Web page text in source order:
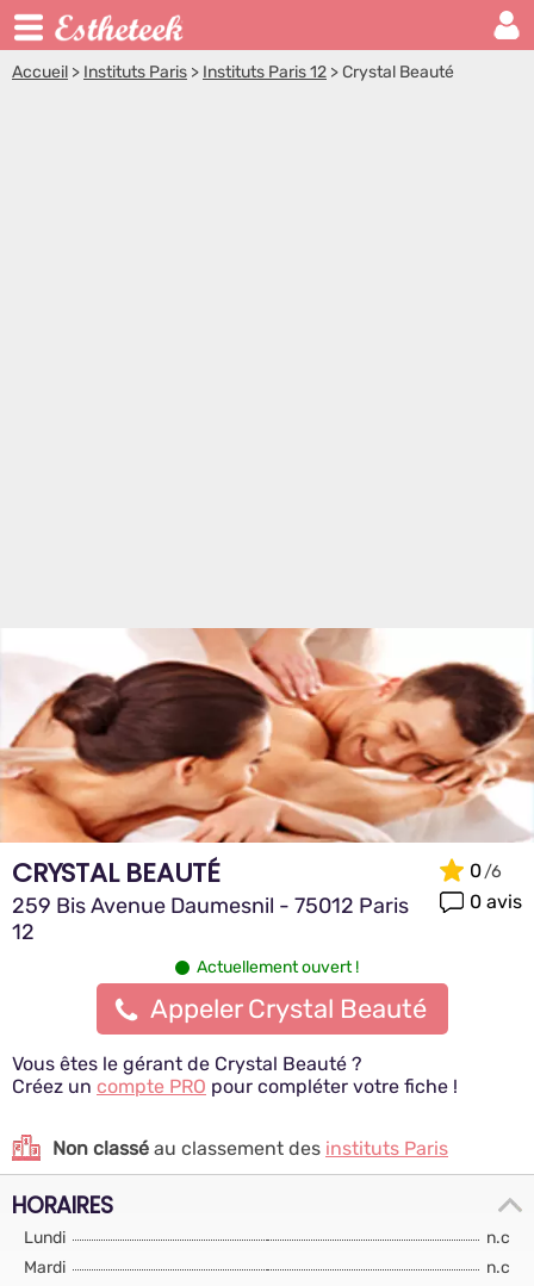
Accueil > Instituts Paris > Instituts Paris 12 >Crystal Beauté
CRYSTAL BEAUTÉ
259 Bis Avenue Daumesnil - 75012 Paris
12
0
0 avis
Actuellement ouvert !
Appeler Crystal Beauté
Vous êtes le gérant de Crystal Beauté ?
Créez un compte PRO pour compléter votre fiche !
Non classé au classement des instituts Paris
HORAIRES
Lundi
n.c
Mardi
n.c